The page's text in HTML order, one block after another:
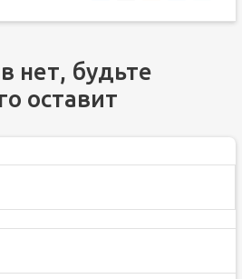
нет, будьте
оставит